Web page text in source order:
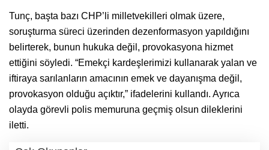
Tunç, başta bazı CHP’li milletvekilleri olmak üzere,
soruşturma süreci üzerinden dezenformasyon yapıldığını
belirterek, bunun hukuka değil, provokasyona hizmet
ettiğini söyledi. “Emekçi kardeşlerimizi kullanarak yalan ve
iftiraya sarılanların amacının emek ve dayanışma değil,
provokasyon olduğu açıktır,” ifadelerini kullandı. Ayrıca
olayda görevli polis memuruna geçmiş olsun dileklerini
iletti.